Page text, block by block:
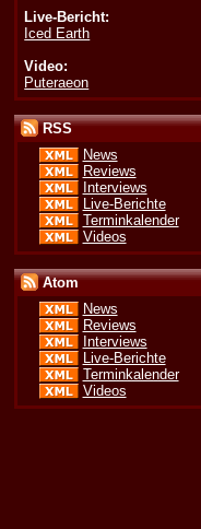
Live-Bericht:
Iced Earth
Video:
Puteraeon
RSS
News
Reviews
Interviews
Live-Berichte
Terminkalender
Videos
Atom
News
Reviews
Interviews
Live-Berichte
Terminkalender
Videos